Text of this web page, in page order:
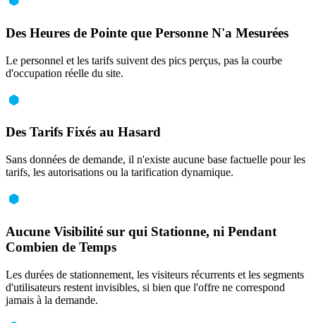
Des Heures de Pointe que Personne N'a Mesurées
Le personnel et les tarifs suivent des pics perçus, pas la courbe
d'occupation réelle du site.
Des Tarifs Fixés au Hasard
Sans données de demande, il n'existe aucune base factuelle pour les
tarifs, les autorisations ou la tarification dynamique.
Aucune Visibilité sur qui Stationne, ni Pendant
Combien de Temps
Les durées de stationnement, les visiteurs récurrents et les segments
d'utilisateurs restent invisibles, si bien que l'offre ne correspond
jamais à la demande.